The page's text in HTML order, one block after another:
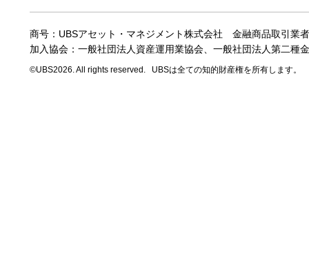
商号：UBSアセット・マネジメント株式会社 金融商品取引
加入協会：一般社団法人資産運用業協会、 一般社団法人第二種
©UBS2026. All rights reserved. UBSは全ての知的財産権を所有します。